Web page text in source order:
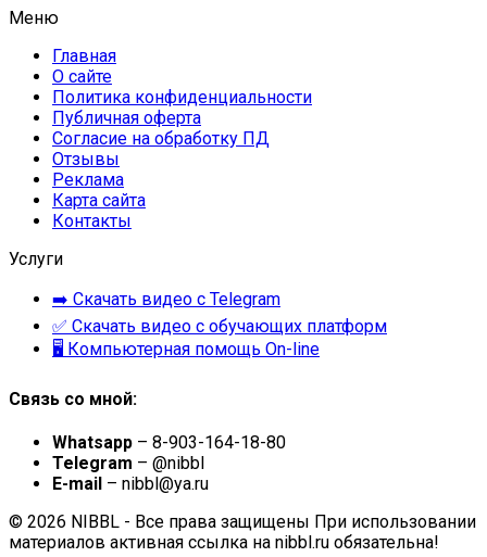
Меню
Главная
О сайте
Политика конфиденциальности
Публичная оферта
Согласие на обработку ПД
Отзывы
Реклама
Карта сайта
Контакты
Услуги
➡️ Скачать видео с Telegram
✅ Скачать видео с обучающих платформ
🖥 Компьютерная помощь On-line
Связь со мной:
Whatsapp – 8-903-164-18-80
Telegram – @nibbl
E-mail – nibbl@ya.ru
© 2026 NIBBL - Все права защищены При использовании
материалов активная ссылка на nibbl.ru обязательна!